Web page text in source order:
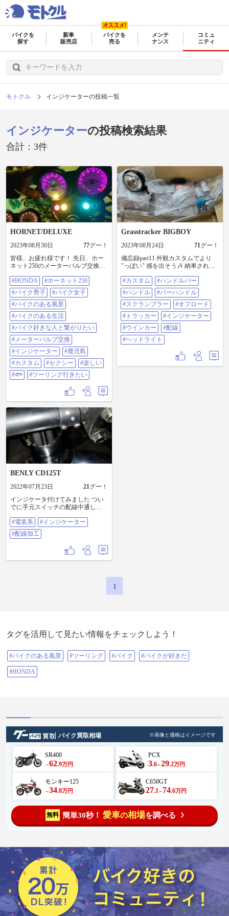
バイクを
探す
新車
販売店
バイクを
売る
メンテ
ナンス
コミュ
ニティ
モトクル インジケーターの投稿一覧
インジケーターの投稿検索結果
合計：3件
HORNET/DELUXE
2023年08月30日 77グー！
皆様、お疲れ様です！ 先日、ホー
ネット250のメーターバルブ交換を
LEDに交換したのですが、ちょっと
眩しいꉂ🤣𐤔 #HONDA #ホーネット
250 #バイク男子 #バイク女子 #バイ
クのある風景 #バイクのある生活 #
バイク好きな人と繋がりたい #メー
ターバルブ交換 #インジケーター #
鹿児島 #カスタム #セクシー #楽し
い #🏍 #ツーリング行きたい
#HONDA
#ホーネット250
#バイク男子
#バイク女子
#バイクのある風景
#バイクのある生活
#バイク好きな人と繋がりたい
#メーターバルブ交換
#インジケーター
#鹿児島
#カスタム
#セクシー
#楽しい
#🐟
#ツーリング行きたい
Grasstracker BIGBOY
2023年08月24日 71グー！
備忘録part11 外観カスタムでより
"っぽい" 感を出そう🎶 納車されて
ムしたいところの大本命！ 「ハン
ドルバー」と「ヘッドライト」の
カスタムに着手します🙌 早速タン
クと純正ヘッドライトを取り外す♪
前々から気づいてはいた配線カバ
ーの劣化、かなり箇所が多かった
🤣 新しいカバーに通し直したほう
が見栄えはいいけど、今回は自己
融着テープとビニルテープで済ま
てw 今回新しく取り付けるのは🎶
デイトナさんの「品番 26807 スク
スんでて、ウィンカーの「新品で
るの遅かった😅 つづきもまた投稿
#ハンドル #バーハンドル #スクラ
ンブラー #オフロード #トラッカー
#カスタム
#ハンドルバー
#ハンドル
#バーハンドル
#スクランブラー
#オフロード
#トラッカー
#インジケーター
#ウインカー
#配線
#ヘッドライト
BENLY CD125T
2022年07月23日 21グー！
インジケータ付けてみました つい
でに手元スイッチの配線中通しも!!
クしたりして補修してたら時間切
れ まだ配線奮闘中です～ #電装系 #
インジケーター #配線加工
#電装系
#インジケーター
#配線加工
1
タグを活用して見たい情報をチェックしよう！
#バイクのある風景 #ツーリング #バイク #バイクが好きだ
#HONDA
バイク買取相場 ※画像と価格はイメージです
SR400
～62.9万円
PCX
3.6～29.2万円
モンキー125
～34.8万円
C650GT
27.1 ～ 74.6万円
無料 簡単30秒！ 愛車の相場を調べる